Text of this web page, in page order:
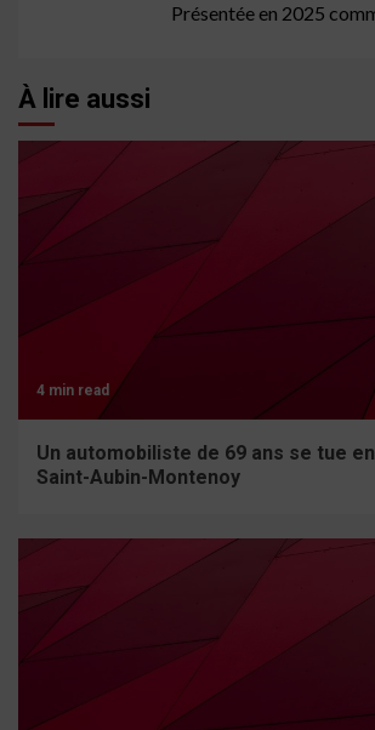
Présentée en 2025
À lire aussi
4 min read
Un automobiliste de 69 ans se tue
Saint-Aubin-Montenoy